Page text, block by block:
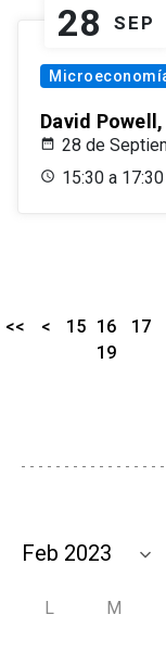
28 SEP
David Powell,
28 de
15:30 a 17:30
<< < 15 16 17
19
L M